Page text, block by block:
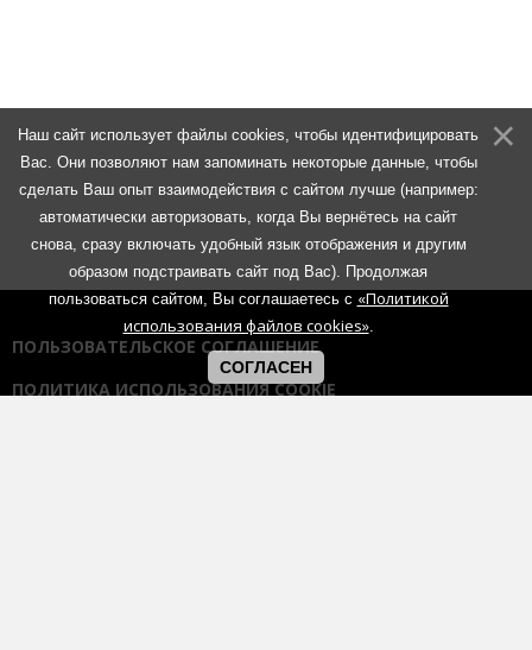
ПОЛЬЗОВАТЕЛЬСКОЕ СОГЛАШЕНИЕ
ПОЛИТИКА ИСПОЛЬЗОВАНИЯ COOKIE
Наш сайт использует файлы cookies, чтобы идентифицировать
Вас. Они позволяют нам запоминать некоторые данные, чтобы
сделать Ваш опыт взаимодействия с сайтом лучше (например:
автоматически авторизовать, когда Вы вернётесь на сайт
снова, сразу включать удобный язык отображения и другим
образом подстраивать сайт под Вас). Продолжая
пользоваться сайтом, Вы соглашаетесь с «Политикой
использования файлов cookies».
СОГЛАСЕН